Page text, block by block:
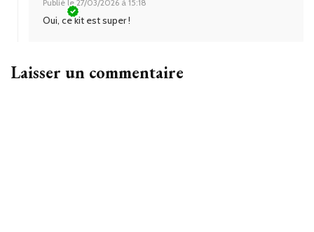
Publié le 27/03/2026 à 15:18
Oui, ce kit est super !
Laisser un commentaire